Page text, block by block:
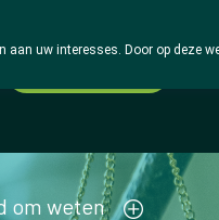
om weten
uw interesses. Door op deze